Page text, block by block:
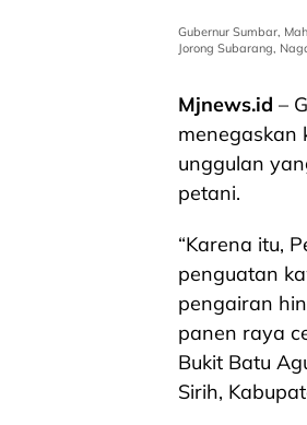
Gubernur Sumbar,
Jorong Subarang,
Mjnews.id –
menegaskan
unggulan
petani.
“Karena itu,
penguatan
pengairan
panen raya
Bukit Batu
Sirih,